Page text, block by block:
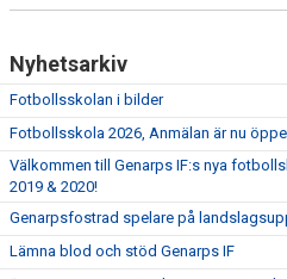
Nyhetsarkiv
Fotbollsskolan i bilder
Fotbollsskola 2026, Anmälan är nu
Välkommen till Genarps IF:s nya
2019 & 2020!
Genarpsfostrad spelare på
Lämna blod och stöd Genarps IF